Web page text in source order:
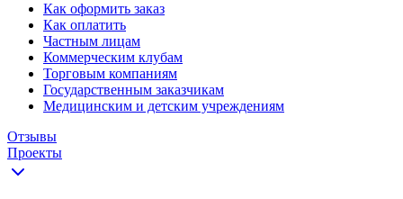
Как оформить заказ
Как оплатить
Частным лицам
Коммерческим клубам
Торговым компаниям
Государственным заказчикам
Медицинским и детским учреждениям
Отзывы
Проекты